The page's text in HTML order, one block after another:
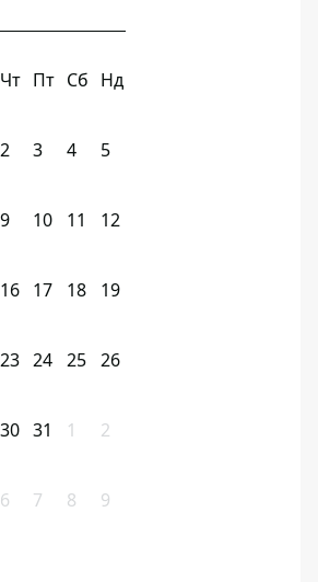
Чт Пт Сб Нд
2 3 4 5
9 10 11 12
16 17 18 19
23 24 25 26
30 31 1 2
6 7 8 9